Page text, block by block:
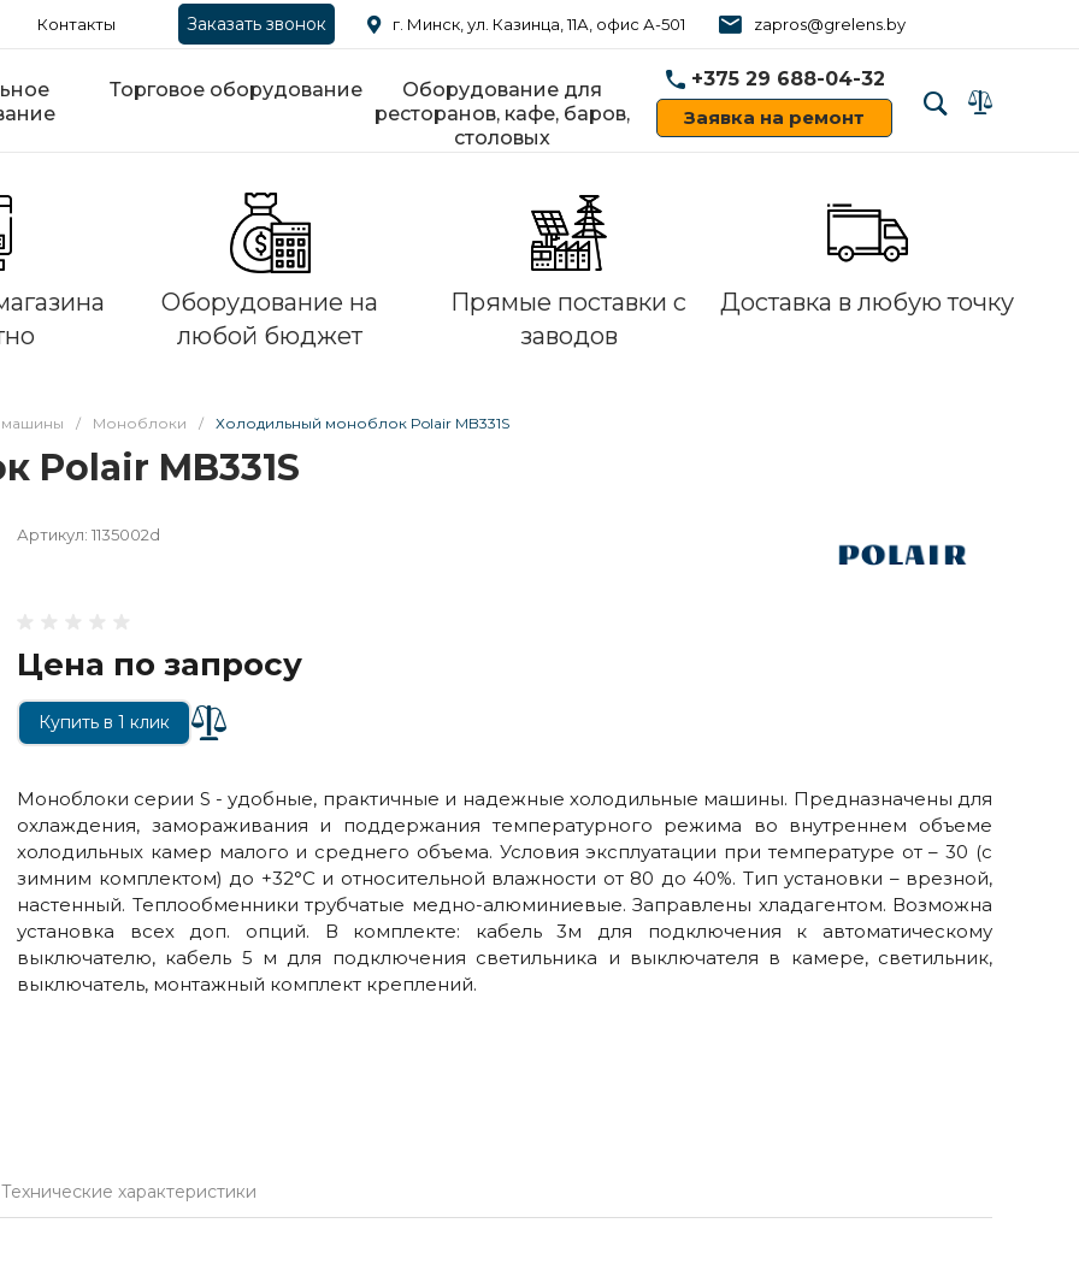
Контакты Заказать звонок г. Минск, ул. Казинца, 11А, офис А-501 zapros@grelens.by
Торговое оборудование
Оборудование для
ресторанов, кафе, баров,
столовых
+375 29 688-04-32
Заявка на ремонт
Оборудование на
любой бюджет
Прямые поставки с
заводов
Доставка в любую точку
машины / Моноблоки / Холодильный моноблок Polair MB331S
Polair MB331S
Артикул: 1135002d
Цена по запросу
Купить в 1 клик
Моноблоки серии S - удобные, практичные и надежные холодильные машины. Предназначены для
охлаждения, замораживания и поддержания температурного режима во внутреннем объеме
холодильных камер малого и среднего объема. Условия эксплуатации при температуре от – 30 (с
зимним комплектом) до +32°С и относительной влажности от 80 до 40%. Тип установки – врезной,
настенный. Теплообменники трубчатые медно-алюминиевые. Заправлены хладагентом. Возможна
установка всех доп. опций. В комплекте: кабель 3м для подключения к автоматическому
выключателю, кабель 5 м для подключения светильника и выключателя в камере, светильник,
выключатель, монтажный комплект креплений.
Технические характеристики